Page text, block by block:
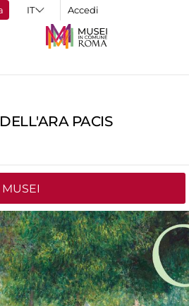
Accedi
PACIS